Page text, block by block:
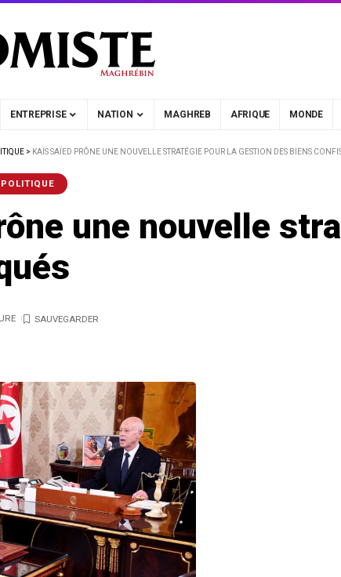
ENTREPRISE NATION MAGHREB AFRIQUE MONDE
> KAÏS SAÏED PRÔNE UNE NOUVELLE STRATÉGIE POUR LA GESTION DES BIENS
POLITIQUE
une nouvelle